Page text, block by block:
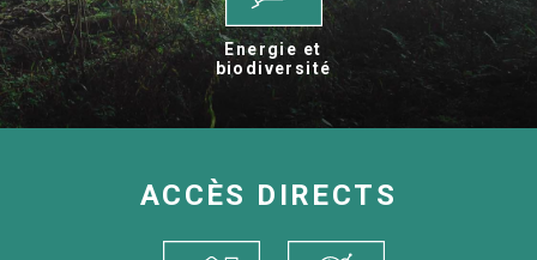
Energie et
biodiversité
ACCÈS DIRECTS